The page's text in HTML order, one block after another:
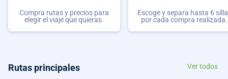
Compra rutas y precios para
elegir el viaje que quieras.
Escoge y separa hasta 6
por cada compra realizada.
Rutas principales Ver todos